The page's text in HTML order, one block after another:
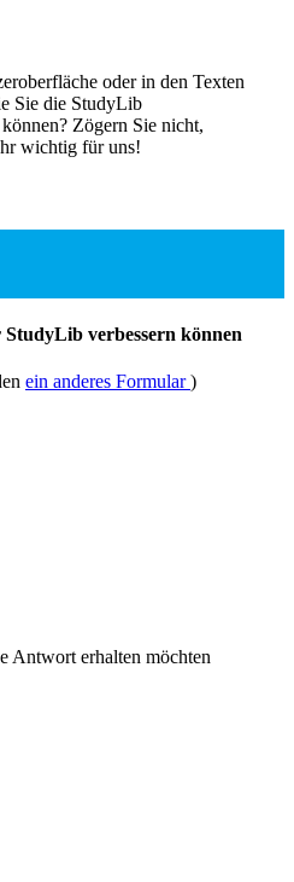
oder in den Texten
Sie die StudyLib
Zögern Sie nicht,
wichtig für uns!
verbessern können
ein anderes Formular)
Antwort erhalten möchten